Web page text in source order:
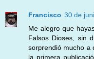
Francisco 30 de
Me alegro que
Falsos Dioses, sin
sorprendió mucho a
la primera